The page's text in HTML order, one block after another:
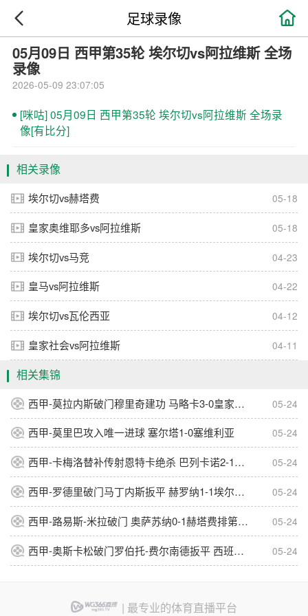

足球录像
05月09日 西甲第35轮 埃尔切vs阿拉维斯 全场
录像
2026-05-09 23:07:05
[咪咕] 05月09日 西甲第35轮 埃尔切vs阿拉维斯 全场录
像[有比分]
相关录像
埃尔切vs赫塔费 05-18
皇家奥维耶多vs阿拉维斯 05-18
埃尔切vs马竞 04-23
皇马vs阿拉维斯 04-22
埃尔切vs瓦伦西亚 04-12
皇家社会vs阿拉维斯 04-11
相关集锦
西甲-莫拉内斯破门穆里奇建功 马略卡3-0皇家奥维耶多仍遭降级 05-24
西甲-莫里巴攻入唯一进球 塞尔塔1-0塞维利亚 05-24
西甲-卡梅洛替补传射恩特卡绝杀 巴列卡诺2-1逆转阿拉维斯 05-24
西甲-罗德里破门马丁内斯扳平 赫罗纳1-1埃尔切惨遭降级 05-24
西甲-路易斯-米拉破门 奥萨苏纳0-1赫塔费排第17惊险保级 05-24
西甲-奥斯卡松破门罗伯托-费尔南德扳平 西班牙人1-1皇家社会 05-24
| 最专业的体育直播平台